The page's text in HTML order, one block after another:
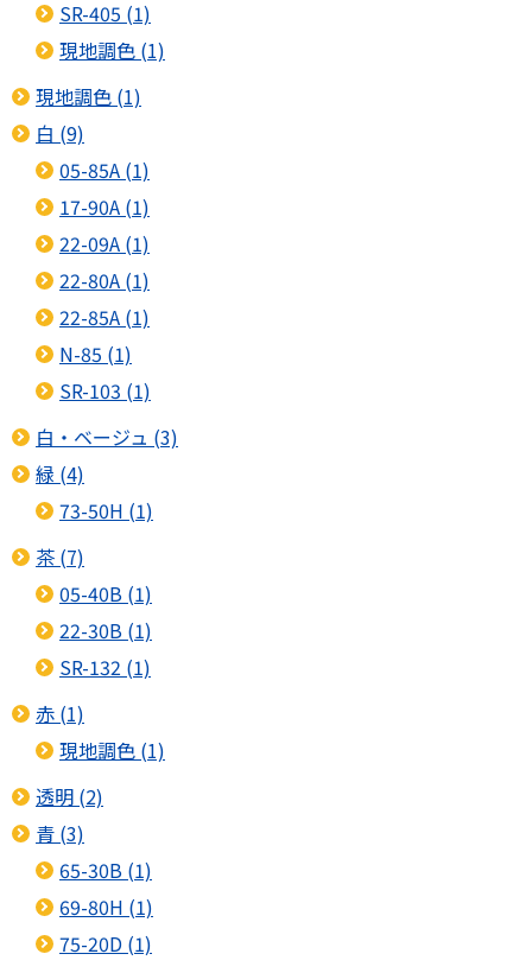
SR-405 (1)
現地調色 (1)
現地調色 (1)
白 (9)
05-85A (1)
17-90A (1)
22-09A (1)
22-80A (1)
22-85A (1)
N-85 (1)
SR-103 (1)
白・ベージュ (3)
緑 (4)
73-50H (1)
茶 (7)
05-40B (1)
22-30B (1)
SR-132 (1)
赤 (1)
現地調色 (1)
透明 (2)
青 (3)
65-30B (1)
69-80H (1)
75-20D (1)